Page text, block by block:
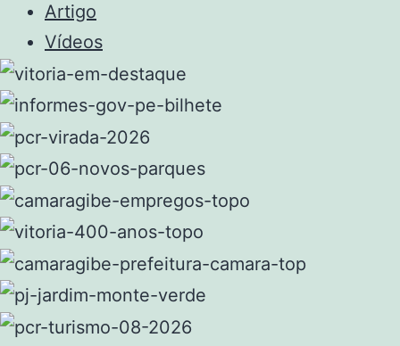
Artigo
Vídeos